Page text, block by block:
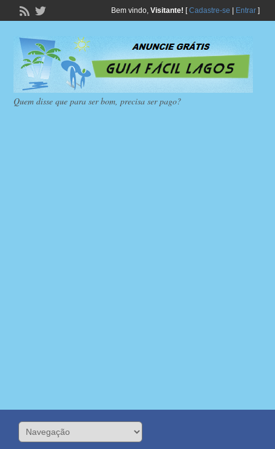
Bem vindo, Visitante! [Cadastre-se Entrar]
Quem disse que para ser bom, precisa ser pago?